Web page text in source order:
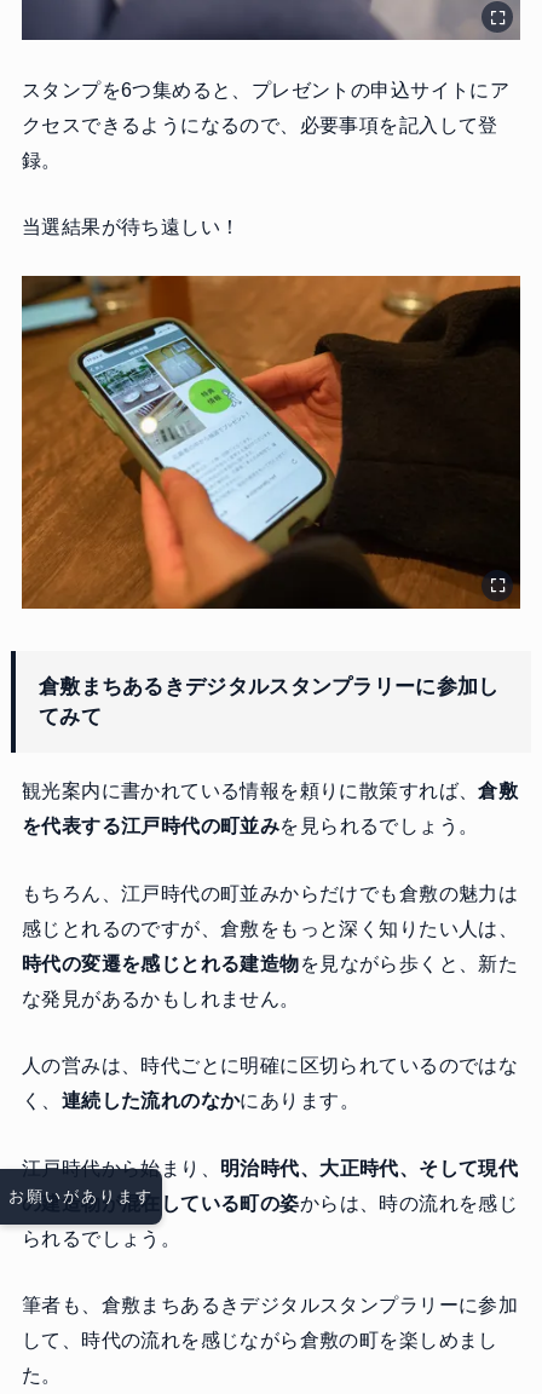
スタンプを6つ集めると、プレゼントの申込サイトにア
クセスできるようになるので、必要事項を記入して登
録。
当選結果が待ち遠しい！
倉敷まちあるきデジタルスタンプラリーに参加し
てみて
観光案内に書かれている情報を頼りに散策すれば、倉敷
を代表する江戸時代の町並みを見られるでしょう。
もちろん、江戸時代の町並みからだけでも倉敷の魅力は
感じとれるのですが、倉敷をもっと深く知りたい人は、
時代の変遷を感じとれる建造物を見ながら歩くと、新た
な発見があるかもしれません。
人の営みは、時代ごとに明確に区切られているのではな
く、 連続した流れのなかにあります。
江戸時代から始まり、 明治時代、大正時代、そして現代
の建造物が混在している町の姿からは、時の流れを感じ
られるでしょう。
筆者も、倉敷まちあるきデジタルスタンプラリーに参加
して、時代の流れを感じながら倉敷の町を楽しめまし
た。
お願いがあります